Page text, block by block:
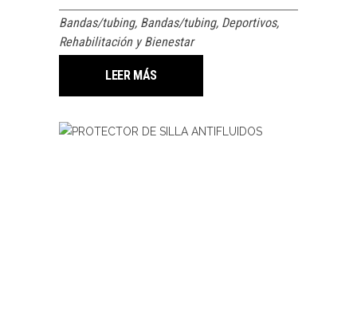
Bandas/tubing, Bandas/tubing, Deportivos,
Rehabilitación y Bienestar
LEER MÁS